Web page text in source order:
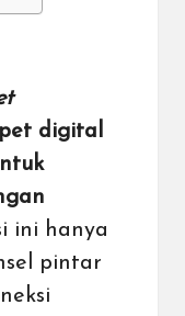
digital
ini hanya
pintar